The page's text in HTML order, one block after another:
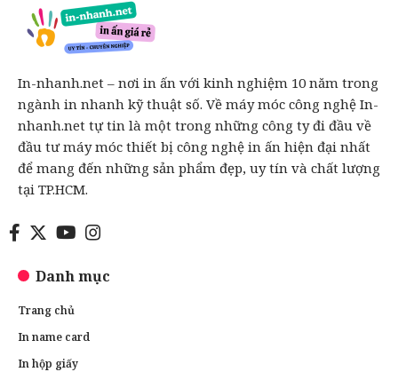
In-nhanh.net – nơi in ấn với kinh nghiệm 10 năm trong
ngành in nhanh kỹ thuật số. Về máy móc công nghệ In-
nhanh.net tự tin là một trong những công ty đi đầu về
đầu tư máy móc thiết bị công nghệ in ấn hiện đại nhất
để mang đến những sản phẩm đẹp, uy tín và chất lượng
tại TP.HCM.
Danh mục
Trang chủ
In name card
In hộp giấy